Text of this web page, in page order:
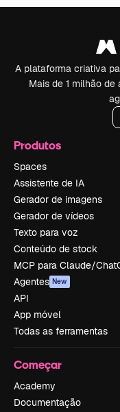
A plataforma criativa
Mais de 1 milhão de
Produtos
Spaces
Assistente de IA
Gerador de imagens
Gerador de vídeos
Texto para voz
Conteúdo de stock
MCP para Claude/
Agentes New
API
App móvel
Todas as ferramentas
Começar
Academy
Documentação